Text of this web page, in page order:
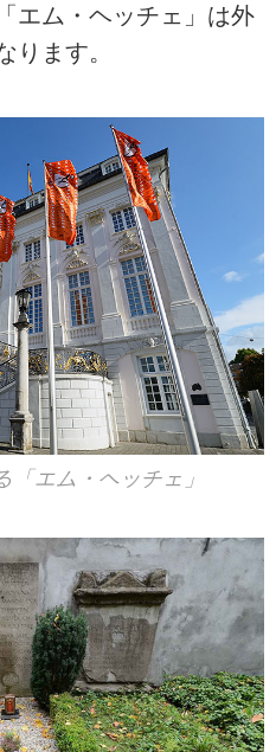
エム・ヘッチェ」は外
ります。
エム・ヘッチェ」